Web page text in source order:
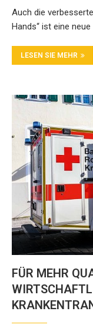
Auch die
Hands“ ist eine
LESEN SIE MEHR
FÜR MEHR